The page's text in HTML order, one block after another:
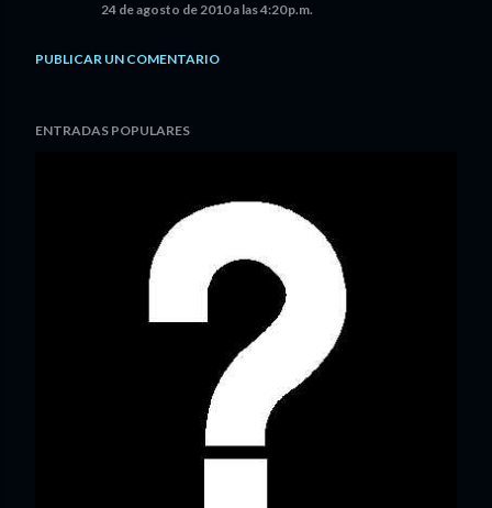
24 de agosto de 2010 a las 4:20 p.m.
PUBLICAR UN COMENTARIO
ENTRADAS POPULARES